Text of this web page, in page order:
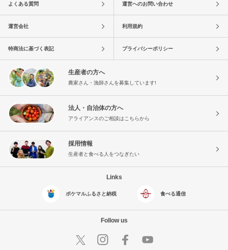
よくある質問 運営へのお問い合わせ
運営会社 利用規約
特商法に基づく表記 プライバシーポリシー
生産者の方へ
農家さん・漁師さんを募集しています!
法人・自治体の方へ
アライアンスのご相談はこちらから
採用情報
生産者と食べる人をつなぎたい
Links
ポケマルふるさと納税 食べる通信
Follow us